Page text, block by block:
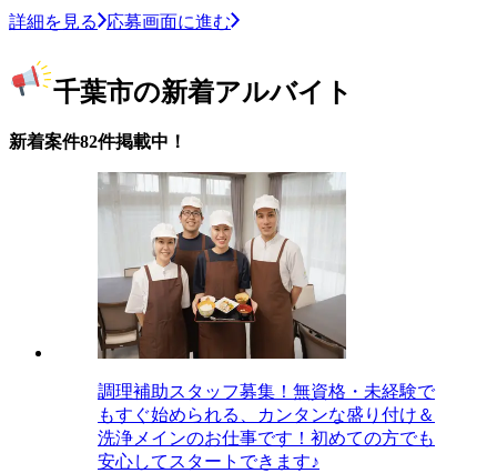
詳細を見る 応募画面に進む
千葉市の新着アルバイト
新着案件82件掲載中！
調理補助スタッフ募集！無資格・未経験で
もすぐ始められる、カンタンな盛り付け＆
洗浄メインのお仕事です！初めての方でも
安心してスタートできます♪